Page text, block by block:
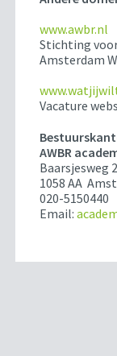
www.awbr.nl
Stichting
Amsterdam
Vacature
AWBR
Baarsjesweg
1058 AA
020-5150440
Email: